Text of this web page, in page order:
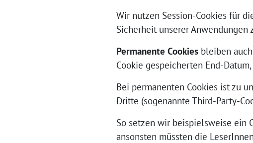
Wir nutzen Session-Cookies für
Sicherheit unserer
Permanente Cookies bleiben
Cookie gespeicherten End-
Bei permanenten Cookies ist zu
Dritte (sogenannte Third-Party-
So setzen wir beispielsweise ein
ansonsten müssten die